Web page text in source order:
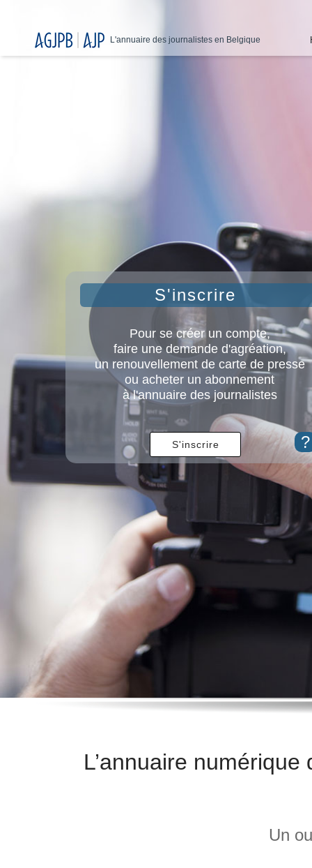
L'annuaire des journalistes en Belgique
?
S'inscrire
S'inscrire
Pour se créer un compte,
faire une demande d'agréation,
un renouvellement de carte de presse
ou acheter un abonnement
à l'annuaire des journalistes
L’annuaire
Un